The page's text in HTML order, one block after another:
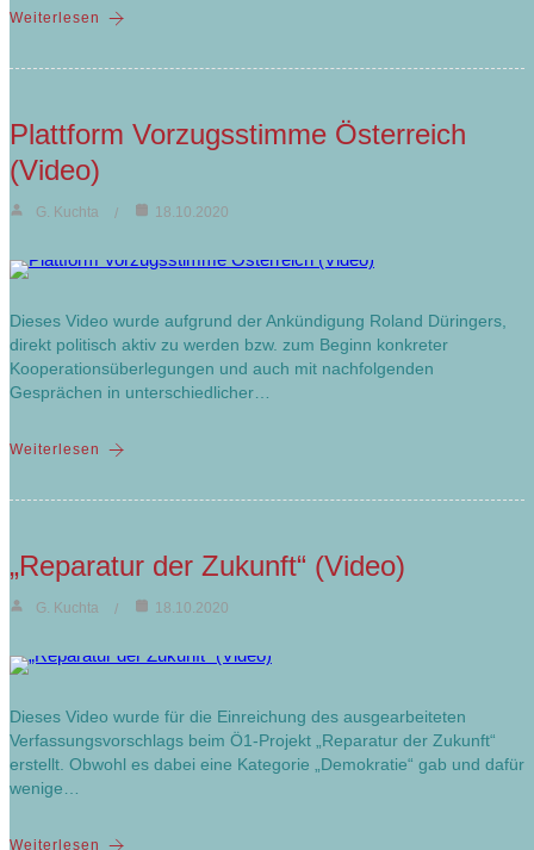
Weiterlesen
Plattform Vorzugsstimme Österreich
(Video)
G. Kuchta 18.10.2020
Dieses Video wurde aufgrund der Ankündigung Roland Düringers,
direkt politisch aktiv zu werden bzw. zum Beginn konkreter
Kooperationsüberlegungen und auch mit nachfolgenden
Gesprächen in unterschiedlicher…
Weiterlesen
„Reparatur der Zukunft“ (Video)
G. Kuchta 18.10.2020
Dieses Video wurde für die Einreichung des ausgearbeiteten
Verfassungsvorschlags beim Ö1-Projekt „Reparatur der Zukunft“
erstellt. Obwohl es dabei eine Kategorie „Demokratie“ gab und dafür
wenige…
Weiterlesen